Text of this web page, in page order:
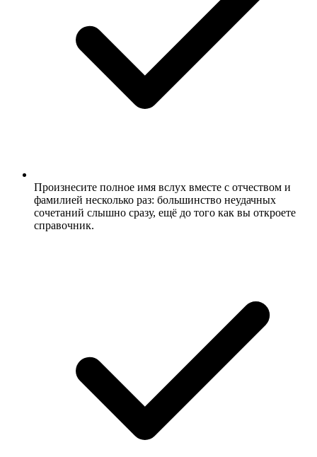
Произнесите полное имя вслух вместе с отчеством и
фамилией несколько раз: большинство неудачных
сочетаний слышно сразу, ещё до того как вы откроете
справочник.